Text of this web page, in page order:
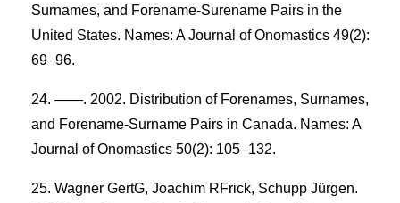
Surnames, and Forename-Surename Pairs in the
United States. Names: A Journal of Onomastics 49(2):
69–96.
——. 2002. Distribution of Forenames, Surnames,
and Forename-Surname Pairs in Canada. Names: A
Journal of Onomastics 50(2): 105–132.
Wagner GertG, Joachim RFrick, Schupp Jürgen.